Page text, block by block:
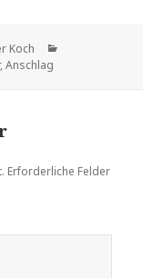
Koch
,Anschlag
Erforderliche Felder